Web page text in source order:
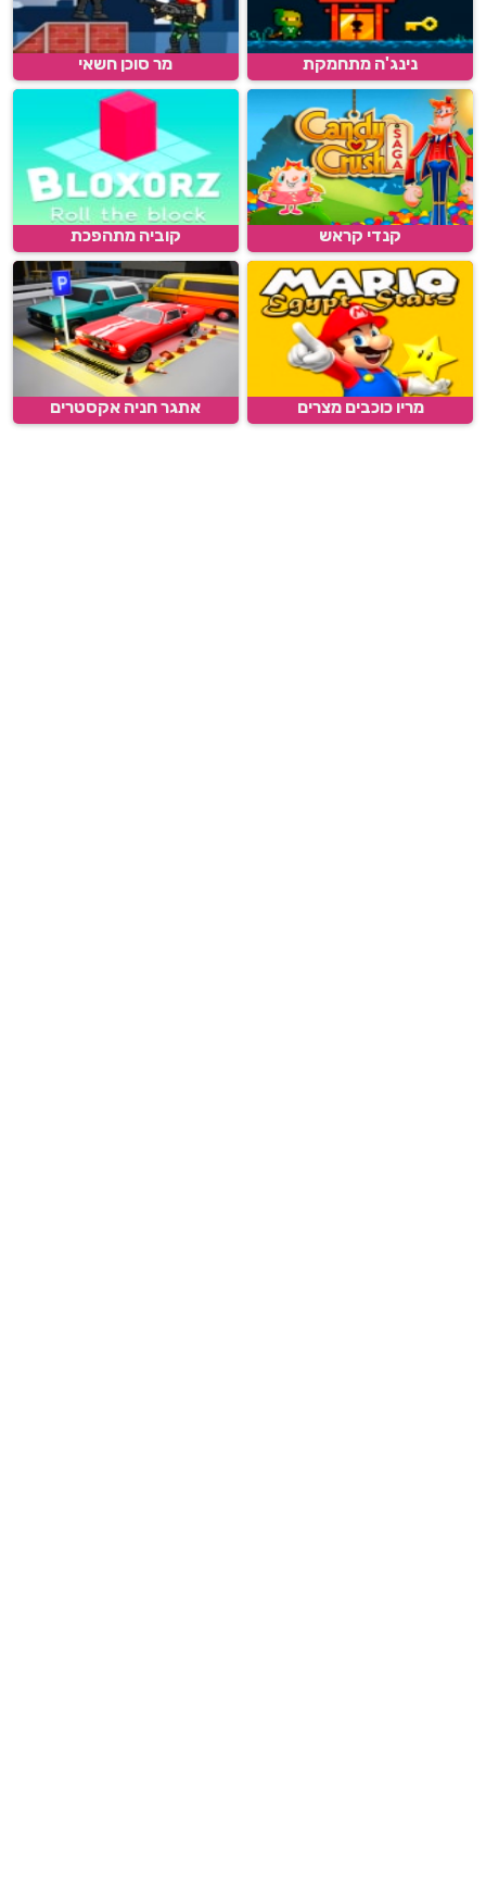
נינג'ה מתחמקת מר סוכן חשאי
קנדי קראש קוביה מתהפכת
מריו כוכבים מצרים אתגר חניה אקסטרים